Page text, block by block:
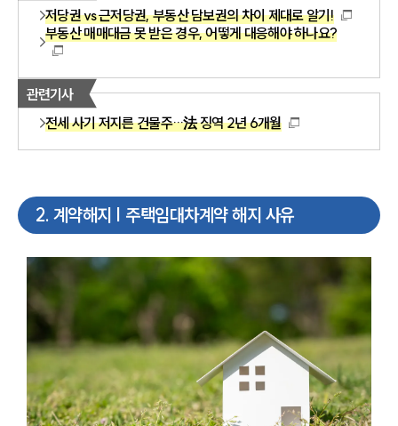
저당권 vs 근저당권, 부동산 담보권의 차이 제대로 알기!
부동산 매매대금 못 받은 경우, 어떻게 대응해야 하나요?
관련기사
전세 사기 저지른 건물주…法 징역 2년 6개월
2. 계약해지 | 주택임대차계약 해지 사유